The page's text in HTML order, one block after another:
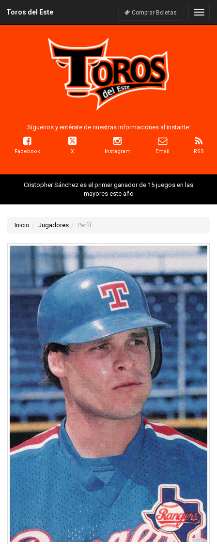
Toros del Este Comprar Boletas
Síguenos y entérate de nuestras informaciones al instante:
Facebook X Instagram Email RSS
Cristopher Sánchez es el primer ganador de 15 juegos en las
mayores este año
Inicio Jugadores Perfil